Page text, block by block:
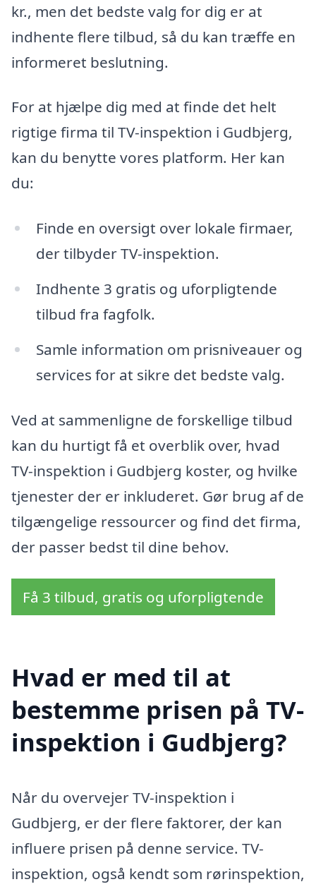
kr., men det bedste valg for dig er at
indhente flere tilbud, så du kan træffe en
informeret beslutning.
For at hjælpe dig med at finde det helt
rigtige firma til TV-inspektion i Gudbjerg,
kan du benytte vores platform. Her kan
du:
Finde en oversigt over lokale firmaer,
der tilbyder TV-inspektion.
Indhente 3 gratis og uforpligtende
tilbud fra fagfolk.
Samle information om prisniveauer og
services for at sikre det bedste valg.
Ved at sammenligne de forskellige tilbud
kan du hurtigt få et overblik over, hvad
TV-inspektion i Gudbjerg koster, og hvilke
tjenester der er inkluderet. Gør brug af de
tilgængelige ressourcer og find det firma,
der passer bedst til dine behov.
Få 3 tilbud, gratis og uforpligtende
Hvad er med til at
bestemme prisen på TV-
inspektion i Gudbjerg?
Når du overvejer TV-inspektion i
Gudbjerg, er der flere faktorer, der kan
influere prisen på denne service. TV-
inspektion, også kendt som rørinspektion,